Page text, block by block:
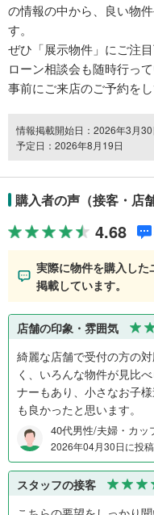
の情報の中から、良い物
す。
ぜひ「展示物件」にご注
ローン相談会も随時行っ
事前にご来店のご予約を
情報掲載開始日：2026年3月
予定日：2026年8月19日
購入者の声（接客・店
4.68
実際に物件を購入し
掲載しています。
店舗の印象・雰囲気
綺麗な店舗で受付の方の
く、いろんな物件が見比
ナーもあり、小さなお子
も良かったと思います。
40代男性/夫婦・カッ
2026年04月30日に投稿
スタッフの接客